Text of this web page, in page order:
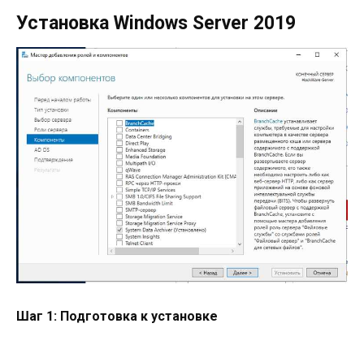
Установка Windows Server 2019
Шаг 1: Подготовка к установке